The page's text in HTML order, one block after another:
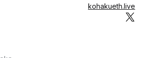
kohakueth.live